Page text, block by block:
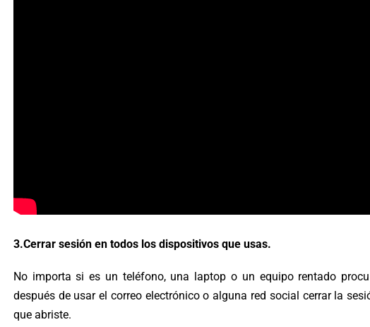
3.Cerrar sesión en todos los dispositivos que usas.
No importa si es un teléfono, una laptop o un equipo rentado
después de usar el correo electrónico o alguna red social cerrar la
que abriste.